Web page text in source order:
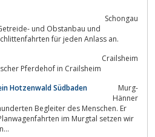
Schongau
für jeden Anlass an.
Crailsheim
Pferdehof in Crailsheim
Hotzenwald Südbaden
Murg-
Hänner
Begleiter des Menschen. Er
im Murgtal setzen wir